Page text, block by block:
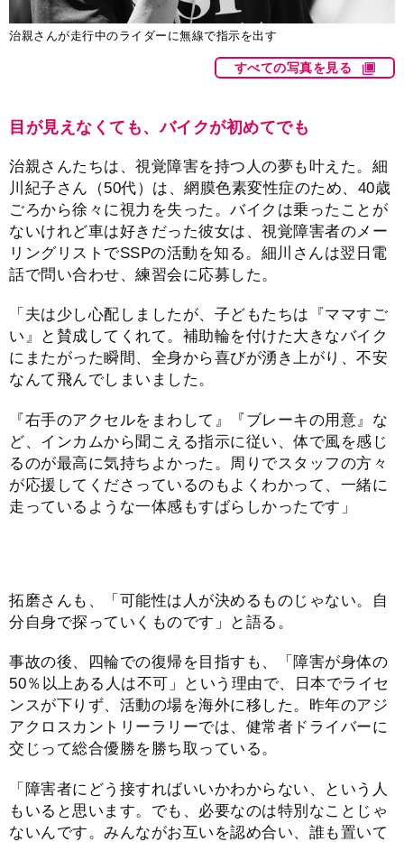
治親さんが走行中のライダーに無線で指示を出す
すべての写真を見る
目が見えなくても、バイクが初めてでも
治親さんたちは、視覚障害を持つ人の夢も叶えた。細
川紀子さん（50代）は、網膜色素変性症のため、40歳
ごろから徐々に視力を失った。バイクは乗ったことが
ないけれど車は好きだった彼女は、視覚障害者のメー
リングリストでSSPの活動を知る。細川さんは翌日電
話で問い合わせ、練習会に応募した。
「夫は少し心配しましたが、子どもたちは『ママすご
い』と賛成してくれて。補助輪を付けた大きなバイク
にまたがった瞬間、全身から喜びが湧き上がり、不安
なんて飛んでしまいました。
『右手のアクセルをまわして』『ブレーキの用意』な
ど、インカムから聞こえる指示に従い、体で風を感じ
るのが最高に気持ちよかった。周りでスタッフの方々
が応援してくださっているのもよくわかって、一緒に
走っているような一体感もすばらしかったです」
拓磨さんも、「可能性は人が決めるものじゃない。自
分自身で探っていくものです」と語る。
事故の後、四輪での復帰を目指すも、「障害が身体の
50％以上ある人は不可」という理由で、日本でライセ
ンスが下りず、活動の場を海外に移した。昨年のアジ
アクロスカントリーラリーでは、健常者ドライバーに
交じって総合優勝を勝ち取っている。
「障害者にどう接すればいいかわからない、という人
もいると思います。でも、必要なのは特別なことじゃ
ないんです。みんながお互いを認め合い、誰も置いて